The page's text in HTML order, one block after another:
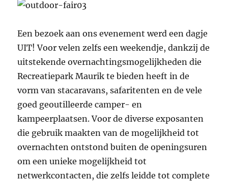
Een bezoek aan ons evenement werd een dagje
UIT! Voor velen zelfs een weekendje, dankzij de
uitstekende overnachtingsmogelijkheden die
Recreatiepark Maurik te bieden heeft in de
vorm van stacaravans, safaritenten en de vele
goed geoutilleerde camper- en
kampeerplaatsen. Voor de diverse exposanten
die gebruik maakten van de mogelijkheid tot
overnachten ontstond buiten de openingsuren
om een unieke mogelijkheid tot
netwerkcontacten, die zelfs leidde tot complete